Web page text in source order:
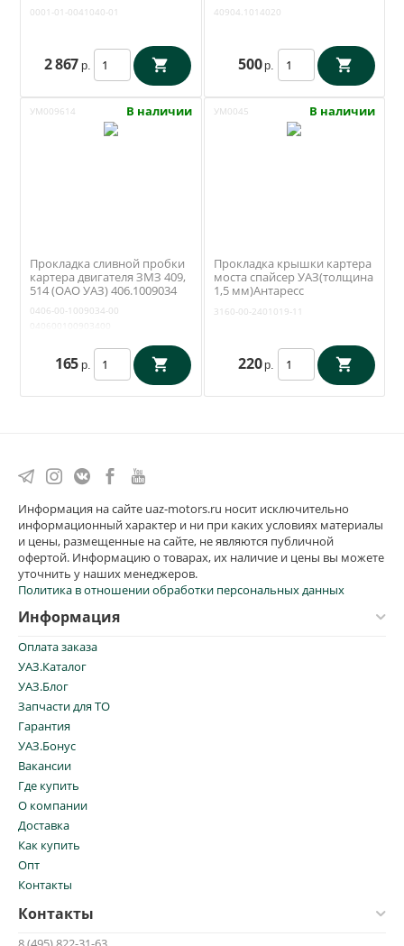
0001-01-0041040-01
2 867 р.
40904.1014020
500 р.
УМ009614 В наличии
Прокладка сливной пробки
картера двигателя ЗМЗ 409,
514 (ОАО УАЗ) 406.1009034
0406-00-1009034-00
165 р.
УМ0045 В наличии
Прокладка крышки картера
моста спайсер УАЗ(толщина
1,5 мм)Антаресс
11
3160-00-2401019-11
220 р.
Информация на сайте uaz-motors.ru носит исключительно
информационный характер и ни при каких условиях материалы
и цены, размещенные на сайте, не являются публичной
офертой. Информацию о товарах, их наличие и цены вы можете
уточнить у наших менеджеров.
Политика в отношении обработки персональных данных
Информация
Оплата заказа
УАЗ.Каталог
УАЗ.Блог
Запчасти для ТО
Гарантия
УАЗ.Бонус
Вакансии
Где купить
О компании
Доставка
Как купить
Опт
Контакты
Контакты